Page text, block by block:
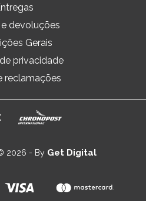
devoluções
Gerais
privacidade
reclamações
2026 - By Get Digital